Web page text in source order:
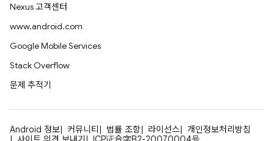
Nexus 고객센터
www.android.com
Google Mobile Services
Stack Overflow
문제 추적기
Android 정보 커뮤니티 법률 조항 라이선스
개인정보처리방침